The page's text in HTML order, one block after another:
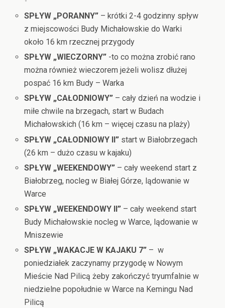
SPŁYW „PORANNY” – krótki 2-4 godzinny spływ
z miejscowości Budy Michałowskie do Warki
około 16 km rzecznej przygody
SPŁYW „WIECZORNY” -to co można zrobić rano
można również wieczorem jeżeli wolisz dłużej
pospać 16 km Budy – Warka
SPŁYW „CAŁODNIOWY” – cały dzień na wodzie i
miłe chwile na brzegach, start w Budach
Michałowskich (16 km – więcej czasu na plaży)
SPŁYW „CAŁODNIOWY II” start w Białobrzegach
(26 km – dużo czasu w kajaku)
SPŁYW „WEEKENDOWY” – cały weekend start z
Białobrzeg, nocleg w Białej Górze, lądowanie w
Warce
SPŁYW „WEEKENDOWY II” – cały weekend start
Budy Michałowskie nocleg w Warce, lądowanie w
Mniszewie
SPŁYW „WAKACJE W KAJAKU 7” – w
poniedziałek zaczynamy przygodę w Nowym
Mieście Nad Pilicą żeby zakończyć tryumfalnie w
niedzielne popołudnie w Warce na Kemingu Nad
Pilicą